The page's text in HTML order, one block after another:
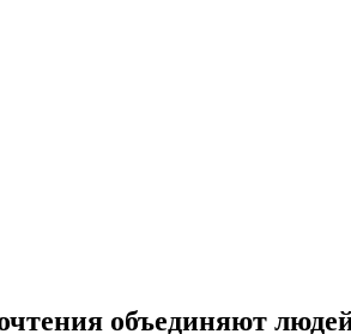
объединяют